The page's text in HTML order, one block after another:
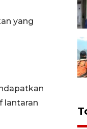
yang
lantaran